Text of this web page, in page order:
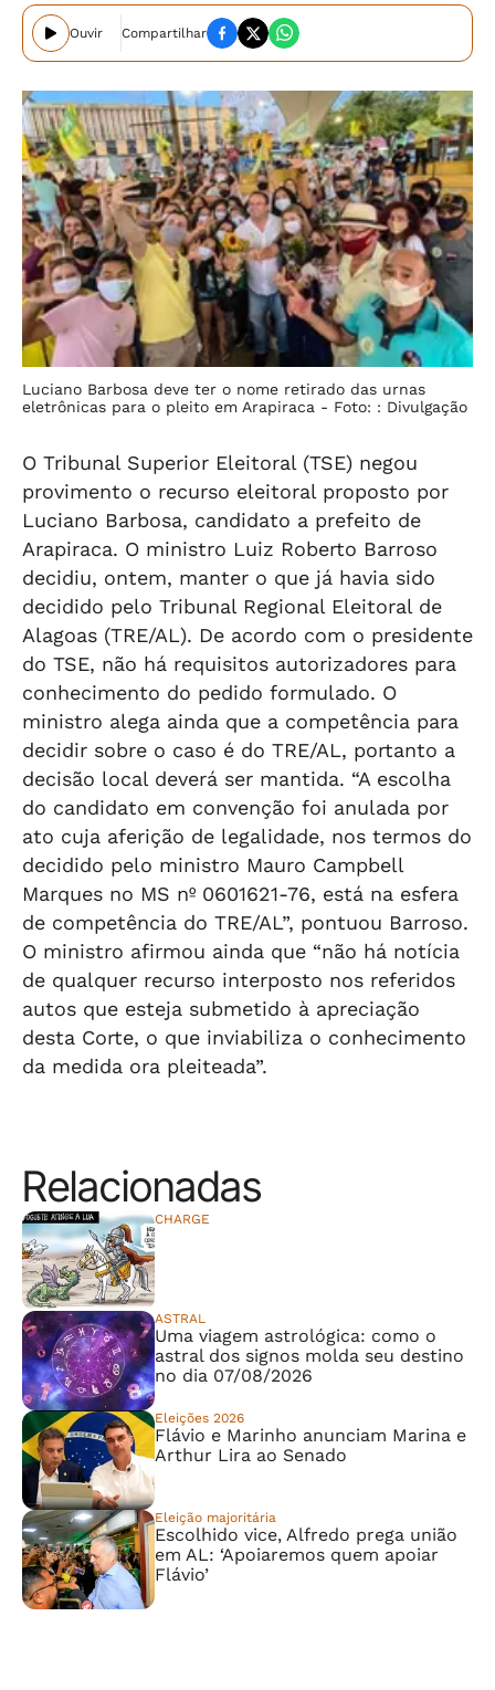
Ouvir Compartilhar
Luciano Barbosa deve ter o nome retirado das urnas
eletrônicas para o pleito em Arapiraca - Foto: : Divulgação
O Tribunal Superior Eleitoral (TSE) negou
provimento o recurso eleitoral proposto por
Luciano Barbosa, candidato a prefeito de
Arapiraca. O ministro Luiz Roberto Barroso
decidiu, ontem, manter o que já havia sido
decidido pelo Tribunal Regional Eleitoral de
Alagoas (TRE/AL). De acordo com o presidente
do TSE, não há requisitos autorizadores para
conhecimento do pedido formulado. O
ministro alega ainda que a competência para
decidir sobre o caso é do TRE/AL, portanto a
decisão local deverá ser mantida. “A escolha
do candidato em convenção foi anulada por
ato cuja aferição de legalidade, nos termos do
decidido pelo ministro Mauro Campbell
Marques no MS nº 0601621-76, está na esfera
de competência do TRE/AL”, pontuou Barroso.
O ministro afirmou ainda que “não há notícia
de qualquer recurso interposto nos referidos
autos que esteja submetido à apreciação
desta Corte, o que inviabiliza o conhecimento
da medida ora pleiteada”.
Relacionadas
CHARGE
ASTRAL
Uma viagem astrológica: como o
astral dos signos molda seu destino
no dia 07/08/2026
Eleições 2026
Flávio e Marinho anunciam Marina e
Arthur Lira ao Senado
Eleição majoritária
Escolhido vice, Alfredo prega união
em AL: ‘Apoiaremos quem apoiar
Flávio’